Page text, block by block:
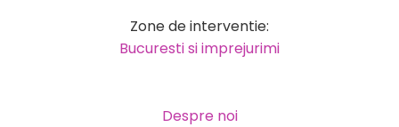
Zone de interventie:
Bucuresti si imprejurimi
Despre noi